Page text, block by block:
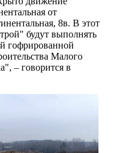
от
8в. В этот
будут выполнять
гофрированной
Малого
– говорится в